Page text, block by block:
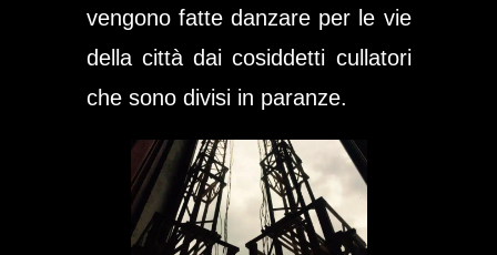
vengono fatte danzare per le vie
della città dai cosiddetti cullatori
che sono divisi in paranze.